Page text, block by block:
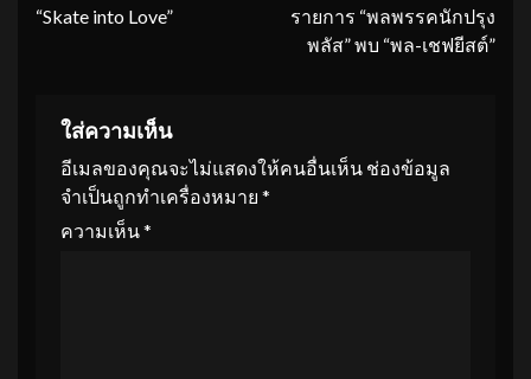
“Skate into Love”
รายการ “พลพรรคนักปรุง
พลัส” พบ “พล-เชฟยีสต์”
ใส่ความเห็น
อีเมลของคุณจะไม่แสดงให้คนอื่นเห็น ช่องข้อมูล
จำเป็นถูกทำเครื่องหมาย *
ความเห็น*